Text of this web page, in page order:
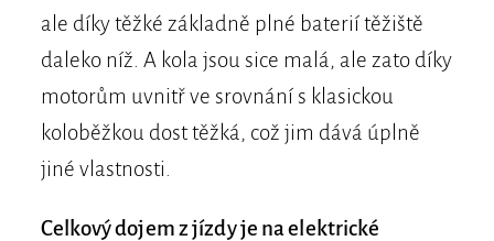
ale díky těžké základně plné baterií těžiště
daleko níž. A kola jsou sice malá, ale zato díky
motorům uvnitř ve srovnání s klasickou
koloběžkou dost těžká, což jim dává úplně
jiné vlastnosti.
Celkový dojem z jízdy je na elektrické